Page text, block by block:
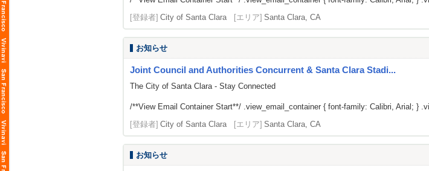
[登録者] City of Santa Clara [エリア] Santa Clara, CA
お知らせ
Joint Council and Authorities Concurrent & Santa Clara Stadi...
The City of Santa Clara - Stay Connected
/**View Email Container Start**/ .view_email_container { font-family: Calibri, Arial; }
[登録者] City of Santa Clara [エリア] Santa Clara, CA
お知らせ